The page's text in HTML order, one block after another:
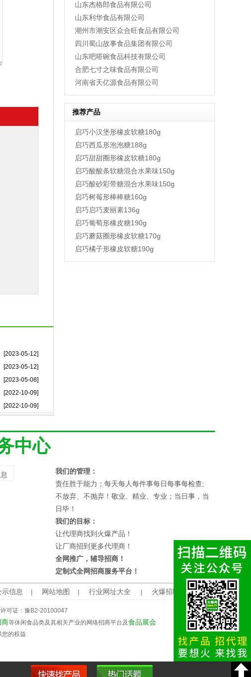
[2023-05-12]
[2023-05-12]
[2023-05-08]
[2022-10-09]
[2022-10-09]
山东杰格郎食品有限公司
山东利华食品有限公司
潮州市潮安区众合旺食品有限公司
四川蜀山故事食品集团有限公司
山东吧嗒碗食品科技有限公司
合肥七寸之味食品有限公司
河南省天亿源食品有限公司
推荐产品
启巧小汉堡形橡皮软糖180g
启巧西瓜形泡泡糖188g
启巧甜甜圈形橡皮软糖180g
启巧酸酸条软糖混合水果味150g
启巧酸砂彩带糖混合水果味150g
启巧树莓形棒棒糖160g
启巧启巧麦丽素136g
启巧葡萄形橡皮糖190g
启巧蘑菇圈形橡皮软糖170g
启巧橘子形橡皮软糖190g
中心
我们的管理：
责任胜于能力；每天每人每件事每日每事每检查;
不放弃、不抛弃！敬业、精业、专业；当日事，当
日毕！
我们的目标：
让代理商找到火爆产品！
让厂商招到更多代理商！
全网推广，辅导招商！
定制式全网招商服务平台！
示信息 网站地图 行业网址大全 火爆招聘
可证： 豫B2-20100047
商等休闲食品类及其相关产业的网络招商平台及食品展会
您的权益